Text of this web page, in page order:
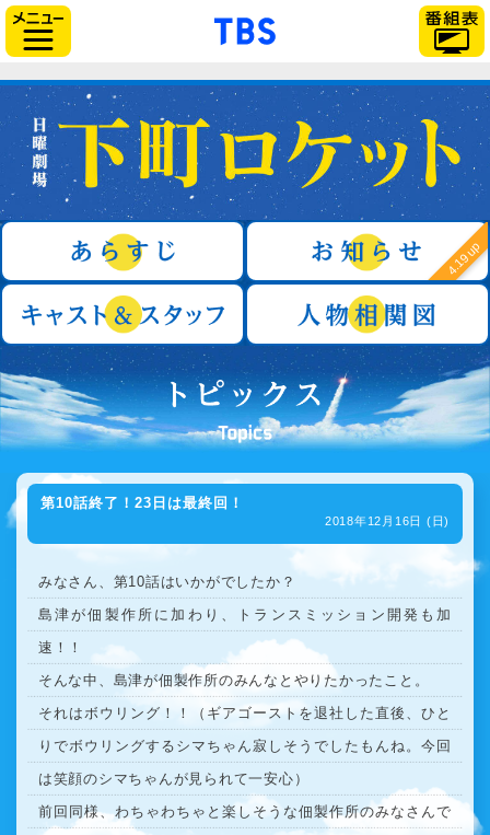
「TBSテレビ」トップ
日曜劇場『下町ロケット』
4.19 up
キャスト＆スタッフ
第10話終了！23日は最終回！
2018年12月16日 (日)
みなさん、第10話はいかがでしたか？
島津が佃製作所に加わり、トランスミッション開発も加
速！！
そんな中、島津が佃製作所のみんなとやりたかったこと。
それはボウリング！！（ギアゴーストを退社した直後、ひと
りでボウリングするシマちゃん寂しそうでしたもんね。今回
は笑顔のシマちゃんが見られて一安心）
前回同様、わちゃわちゃと楽しそうな佃製作所のみなさんで